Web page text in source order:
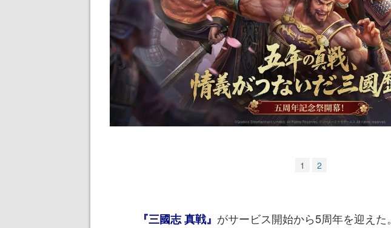
1 2
『三國志 真戦』 がサービス開始から5周年を迎えた。